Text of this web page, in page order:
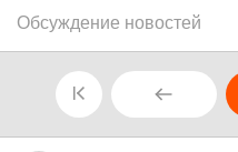
Обсуждение новостей